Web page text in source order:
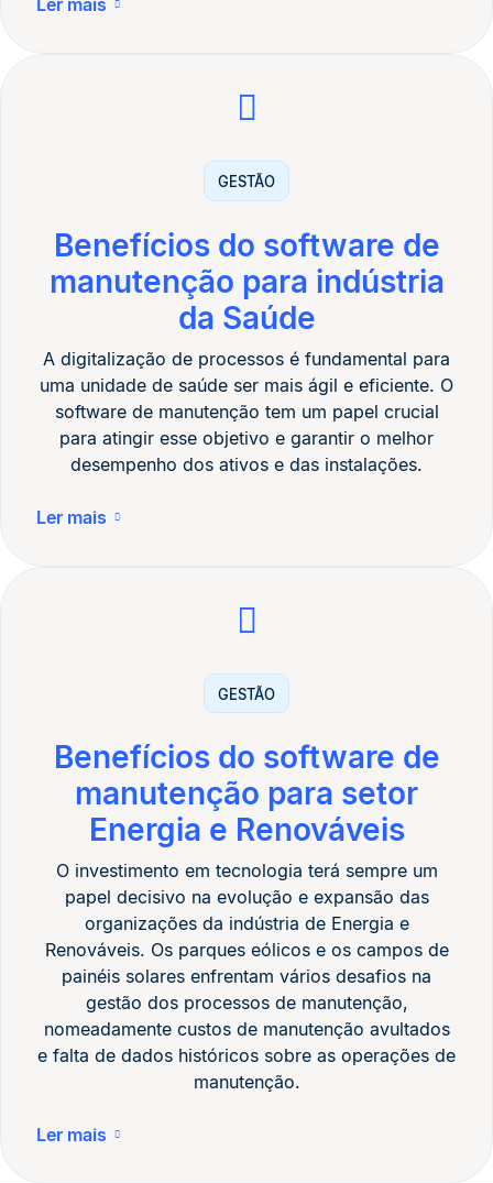
Ler mais
GESTÃO
Benefícios do software de
manutenção para indústria
da Saúde
A digitalização de processos é fundamental para
uma unidade de saúde ser mais ágil e eficiente. O
software de manutenção tem um papel crucial
para atingir esse objetivo e garantir o melhor
desempenho dos ativos e das instalações.
Ler mais
GESTÃO
Benefícios do software de
manutenção para setor
Energia e Renováveis
O investimento em tecnologia terá sempre um
papel decisivo na evolução e expansão das
organizações da indústria de Energia e
Renováveis. Os parques eólicos e os campos de
painéis solares enfrentam vários desafios na
gestão dos processos de manutenção,
nomeadamente custos de manutenção avultados
e falta de dados históricos sobre as operações de
manutenção.
Ler mais